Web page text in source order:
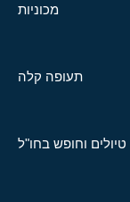
מכוניות
תעופה קלה
טיולים וחופש בחו"ל